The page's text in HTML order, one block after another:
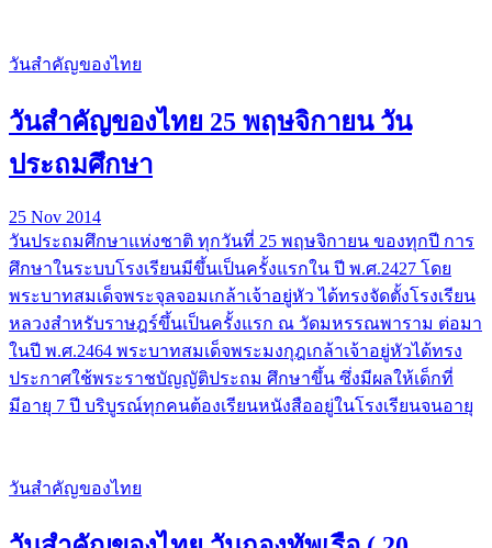
วันสำคัญของไทย
วันสำคัญของไทย 25 พฤษจิกายน วัน
ประถมศึกษา
25 Nov 2014
วันประถมศึกษาแห่งชาติ ทุกวันที่ 25 พฤษจิกายน ของทุกปี การ
ศึกษาในระบบโรงเรียนมีขึ้นเป็นครั้งแรกใน ปี พ.ศ.2427 โดย
พระบาทสมเด็จพระจุลจอมเกล้าเจ้าอยู่หัว ได้ทรงจัดตั้งโรงเรียน
หลวงสำหรับราษฎร์ขึ้นเป็นครั้งแรก ณ วัดมหรรณพาราม ต่อมา
ในปี พ.ศ.2464 พระบาทสมเด็จพระมงกุฎเกล้าเจ้าอยู่หัวได้ทรง
ประกาศใช้พระราชบัญญัติประถม ศึกษาขึ้น ซึ่งมีผลให้เด็กที่
มีอายุ 7 ปี บริบูรณ์ทุกคนต้องเรียนหนังสืออยู่ในโรงเรียนจนอายุ
วันสำคัญของไทย